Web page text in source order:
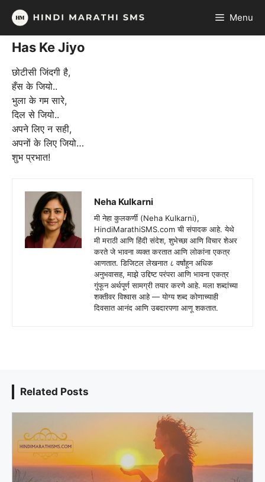
Skip
content
Menu
Has Ke Jiyo
छोटीसी जिंदगी है,
हँस के जियो..
भुला के गम सारे,
दिल से जियो..
अपने लिए न सही,
अपनों के लिए जियो…
शुभ प्रभात!
Neha Kulkarni
मी नेहा कुलकर्णी (Neha Kulkarni),
HindiMarathiSMS.com ची संपादक आहे. येथे
मी मराठी आणि हिंदी संदेश, शुभेच्छा आणि विचार शेअर
करते जे भावना व्यक्त करतात आणि लोकांना एकत्र
आणतात. डिजिटल लेखनात ८ वर्षांहून अधिक
अनुभवासह, माझे उद्दिष्ट परंपरा आणि भावना एकत्र
गुंफून अर्थपूर्ण सामग्री तयार करणे आहे. मला शब्दांच्या
शक्तीवर विश्वास आहे — योग्य शब्द कोणाच्याही
दिवसात आनंद आणि उबदारपणा आणू शकतात.
Related Posts